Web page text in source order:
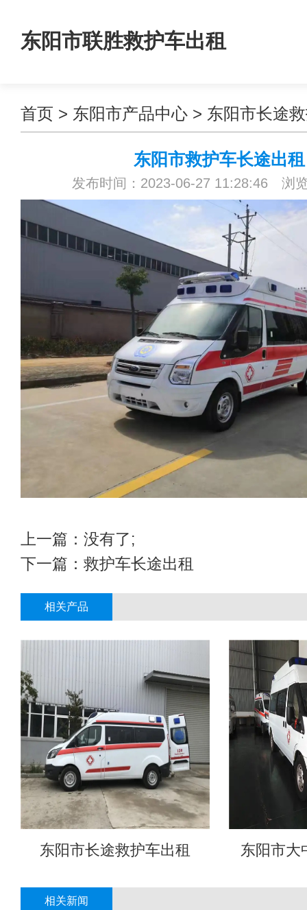
东阳市联胜救护车出租
首页 > 东阳市产品中心 > 东阳市长途
东阳市救护车长途出租
发布时间：2023-06-27 11:28:46 浏
上一篇：没有了;
下一篇： 救护车长途出租
相关产品
东阳市长途救护车出租 东阳市大
相关新闻